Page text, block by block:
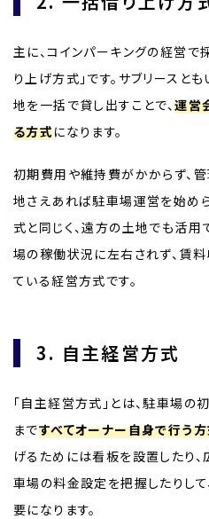
主に、コインパーキングの経営
り上げ方式」です。サブリースと
地を一括で貸し出すことで、運営
る方式になります。
初期費用や維持費がかからず、
地さえあれば駐車場運営を始め
式と同じく、遠方の土地でも活用
場の稼働状況に左右されず、賃
ている経営方式です。
3. 自主経営方式
「自主経営方式」とは、駐車場
まですべてオーナー自身で行う
げるためには看板を設置したり
車場の料金設定を把握したりし
要になります。